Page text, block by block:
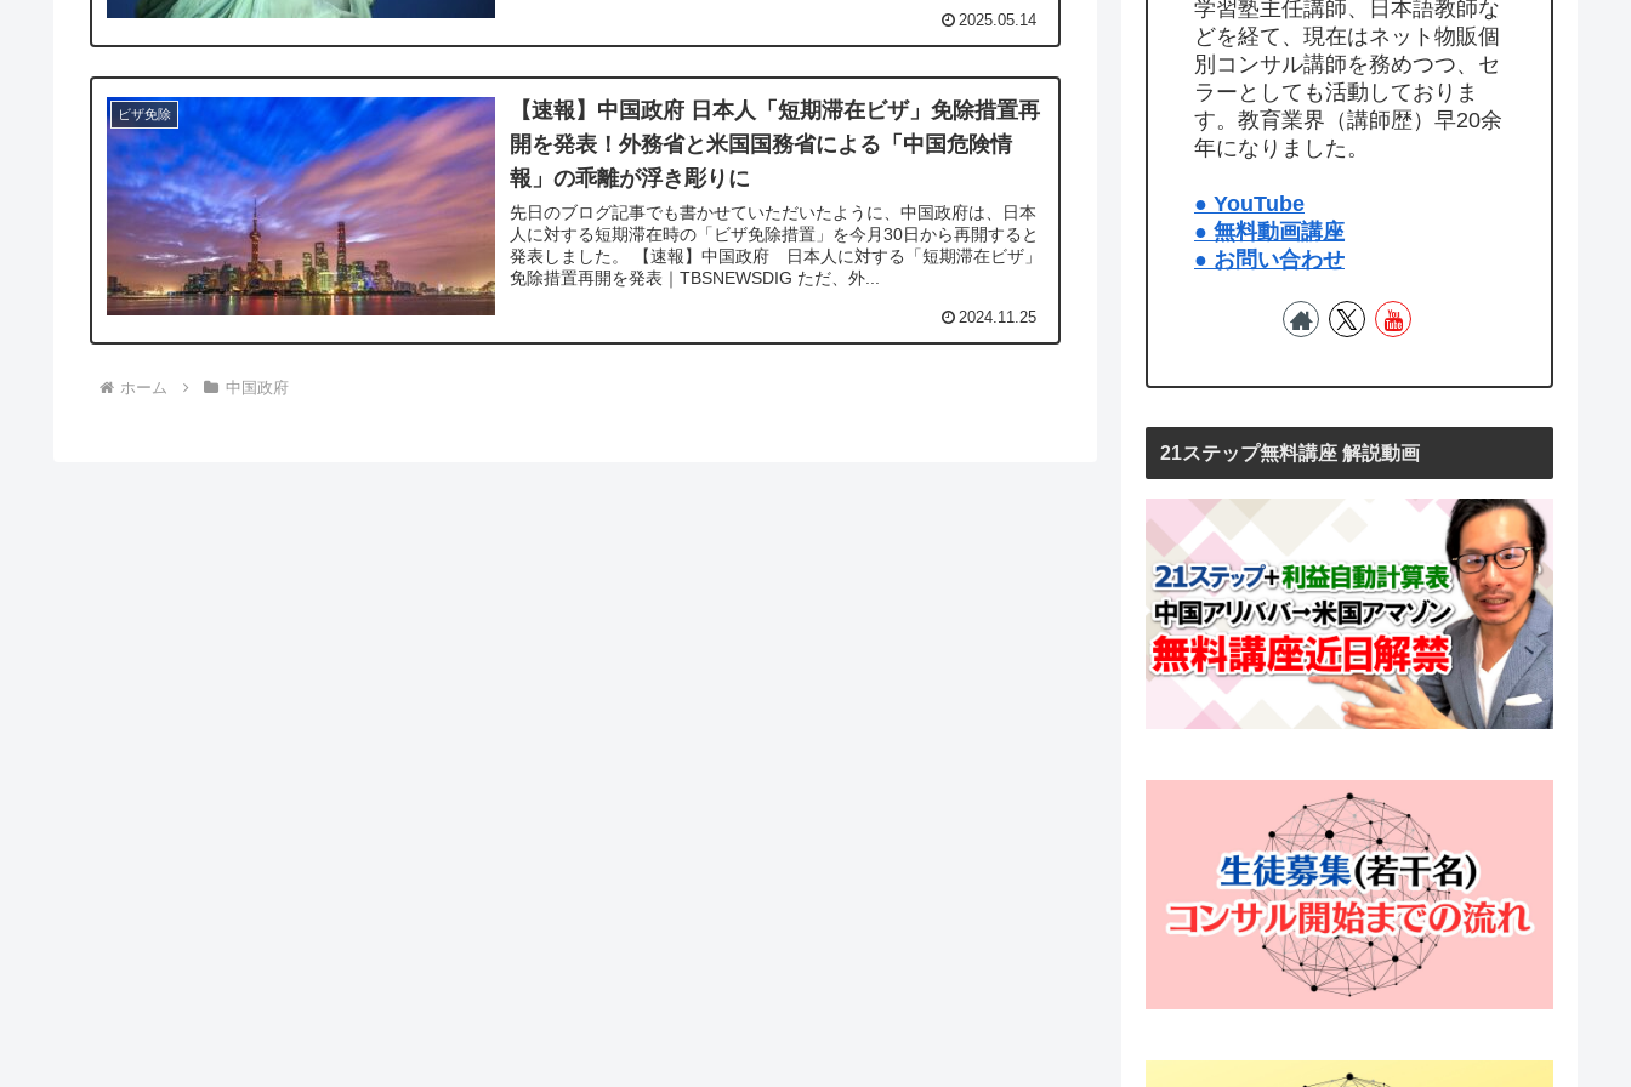
2025.05.14
ビザ免除
【速報】中国政府 日本人「短期滞在ビザ」免除措置再
開を発表！外務省と米国国務省による「中国危険情
報」の乖離が浮き彫りに
先日のブログ記事でも書かせていただいたように、中国政府は、日本
人に対する短期滞在時の「ビザ免除措置」を今月30日から再開すると
発表しました。 【速報】中国政府 日本人に対する「短期滞在ビザ」
免除措置再開を発表｜TBSNEWSDIG ただ、外...
2024.11.25
ホーム 中国政府
学習塾主任講師、日本語教師な
どを経て、現在はネット物販個
別コンサル講師を務めつつ、セ
ラーとしても活動しておりま
す。教育業界（講師歴）早20余
年になりました。
● YouTube
● 無料動画講座
● お問い合わせ
21ステップ無料講座 解説動画